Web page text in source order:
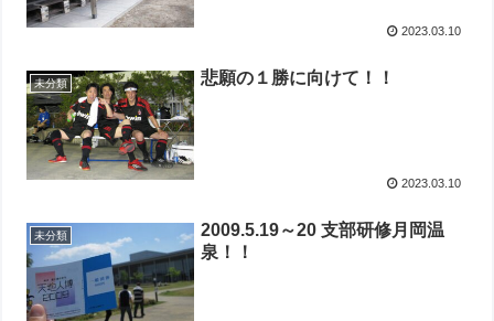
2023.03.10
未分類 悲願の１勝に向けて！！
2023.03.10
未分類
2009.5.19～20 支部研修月岡温
泉！！